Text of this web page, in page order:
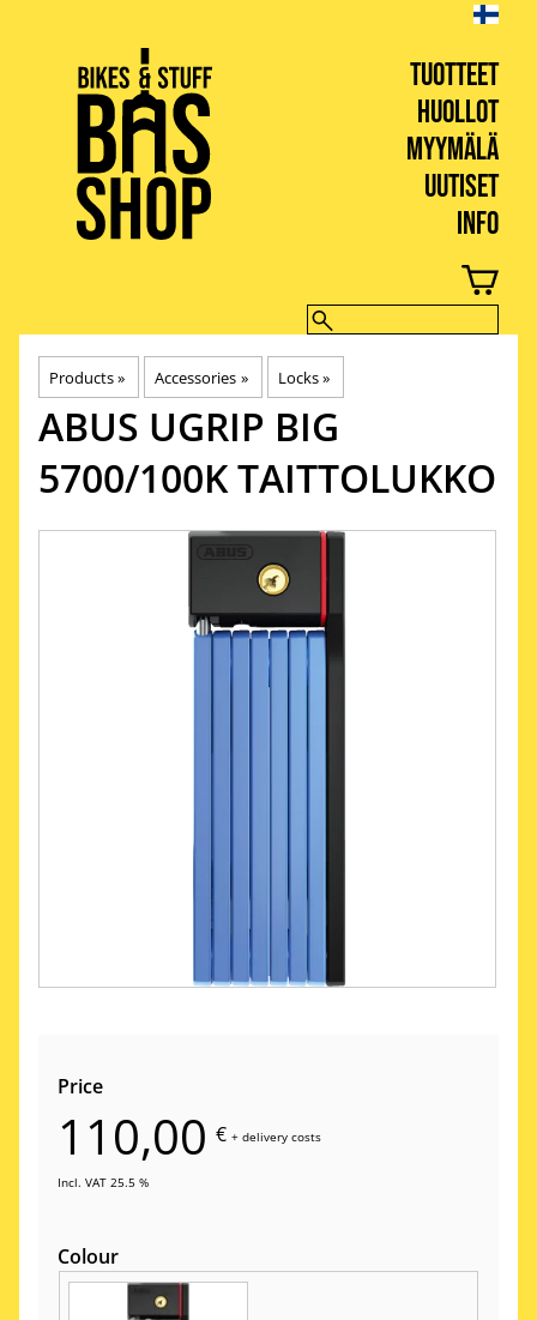
TUOTTEET
HUOLLOT
MYYMÄLÄ
UUTISET
INFO
BIKES & STUFF
Products‪» Accessories ‪» Locks‪»
ABUS UGRIP BIG
5700/100K TAITTOLUKKO
Price
110,00 € +delivery costs
Incl. VAT 25.5 %
Colour